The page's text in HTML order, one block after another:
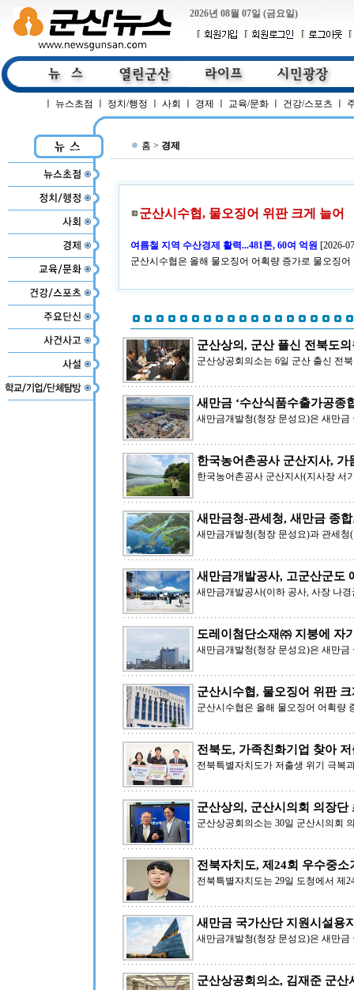
2026년 08월 07일 (금요일)
뉴스초점 정치/행정 사회 경제 교육/문화 건강/스포츠
홈 > 경제
군산시수협, 물오징어 위판 크게 늘어
여름철 지역 수산경제 활력...481톤, 60여 억원 [2026-
군산시수협은 올해 물오징어 어획량 증가로 물오징
군산상의, 군산 플신 전북도
군산상공회의소는 6일 군산 출신 전
새만금 ‘수산식품수출가공종
새만금개발청(청장 문성요)은 새만금
한국농어촌공사 군산지사, 가
한국농어촌공사 군산지사(지사장 서
새만금청-관세청, 새만금 종
새만금개발청(청장 문성요)과 관세청
새만금개발공사, 고군산군도
새만금개발공사(이하 공사, 사장 나
도레이첨단소재㈜ 지붕에 자
새만금개발청(청장 문성요)은 새만
군산시수협, 물오징어 위판
군산시수협은 올해 물오징어 어획량
전북도, 가족친화기업 찾아
전북특별자치도가 저출생 위기 극복
군산상의, 군산시의회 의장단
군산상공회의소는 30일 군산시의회
전북자치도, 제24회 우수중소
전북특별자치도는 29일 도청에서 제
새만금 국가산단 지원시설용
새만금개발청(청장 문성요)은 새만금
군산상공회의소, 김재준 군산